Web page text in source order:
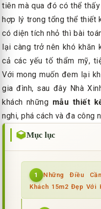
tiên mà qua đó có thể
hợp lý trong tổng thể thiết
có diện tích nhỏ thì bài
lại càng trở nên khó
cả các yếu tố thẩm mỹ,
Với mong muốn đem lại
gia đình, sau đây Nhà
khách những mẫu thiết
nghi, phá cách và đa công
Mục lục
1
Những Điều
Khách 15m2 Đẹp Với